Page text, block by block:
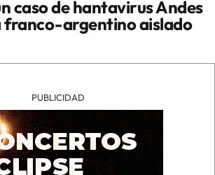
caso de hantavirus Andes
franco-argentino aislado
PUBLICIDAD